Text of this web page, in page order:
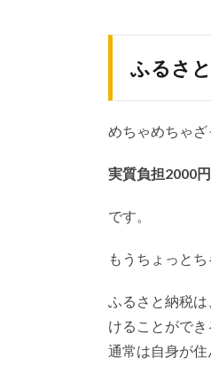
ふるさ
めちゃめちゃざ
実質負担2000
です。
もうちょっとち
ふるさと納税
けることができ
通常は自身が住